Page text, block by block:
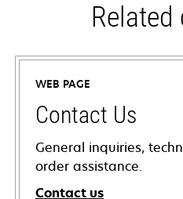
WEB PAGE
Contact Us
General inquiries,
order assistance.
Contact us